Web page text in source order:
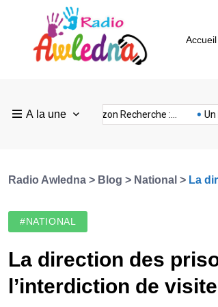
Accueil
A la une
:... FEF Horizon Recherche :... Un
nubia prison
Radio
Awledna
Radio Awledna > Blog > National > La
#NATIONAL
La direction des
l’interdiction de